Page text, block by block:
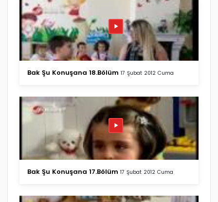
Bak Şu Konuşana 18.Bölüm 17 Şubat 2012 Cuma
Bak Şu Konuşana 17.Bölüm 17 Şubat 2012 Cuma